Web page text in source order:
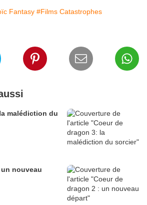
Fantasy #Films Catastrophes
malédiction du
nouveau